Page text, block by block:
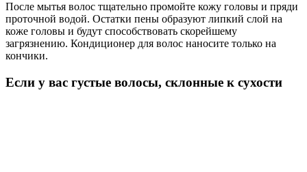
После мытья волос тщательно промойте кожу головы и пряди
проточной водой. Остатки пены образуют липкий слой на
коже головы и будут способствовать скорейшему
загрязнению. Кондиционер для волос наносите только на
кончики.
Если у вас густые волосы, склонные к сухости